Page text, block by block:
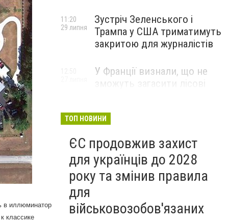
в иллюминатор
классике
Зустріч Зеленського і
Трампа у США триматимуть
закритою для журналістів
11:20
29 липня
У Франції визнали, що не
ТОП НОВИНИ
ЄС продовжив захист
для українців до 2028
року та змінив правила
для
військовозобов'язаних